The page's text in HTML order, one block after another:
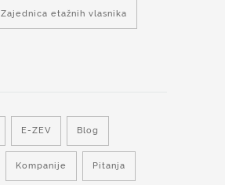
Zajednica etažnih vlasnika
E-ZEV Blog
Kompanije Pitanja